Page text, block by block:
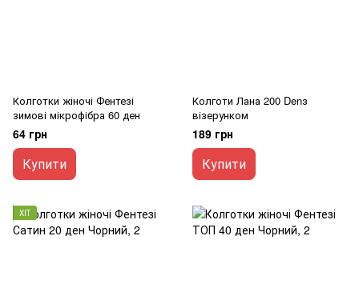
Колготки жіночі Фентезі
зимові мікрофібра 60 ден
64 грн
Купити
Колготи Лана 200 Denз
візерунком
189 грн
Купити
ХІТ